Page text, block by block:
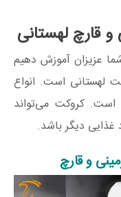
قارچ لهستانی
عزیزان آموزش دهیم
لهستانی است. انواع
کروکت می‌تواند
غذایی دیگر باشد.
و قارچ